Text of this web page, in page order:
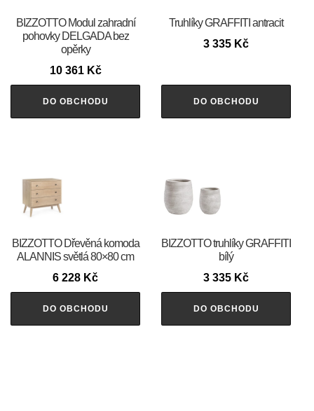
BIZZOTTO Modul zahradní
pohovky DELGADA bez
opěrky
10 361 Kč
DO OBCHODU
Truhlíky GRAFFITI antracit
3 335 Kč
DO OBCHODU
BIZZOTTO Dřevěná komoda
ALANNIS světlá 80×80 cm
6 228 Kč
DO OBCHODU
BIZZOTTO truhlíky GRAFFITI
bílý
3 335 Kč
DO OBCHODU